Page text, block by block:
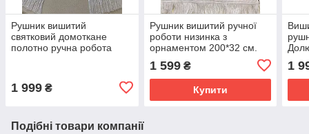
Рушник вишитий
святковий домоткане
полотно ручна робота
1 999 ₴
Рушник вишитий ручної
роботи низинка з
орнаментом 200*32 см.
1 599₴
Купити
1
Подібні товари компанії